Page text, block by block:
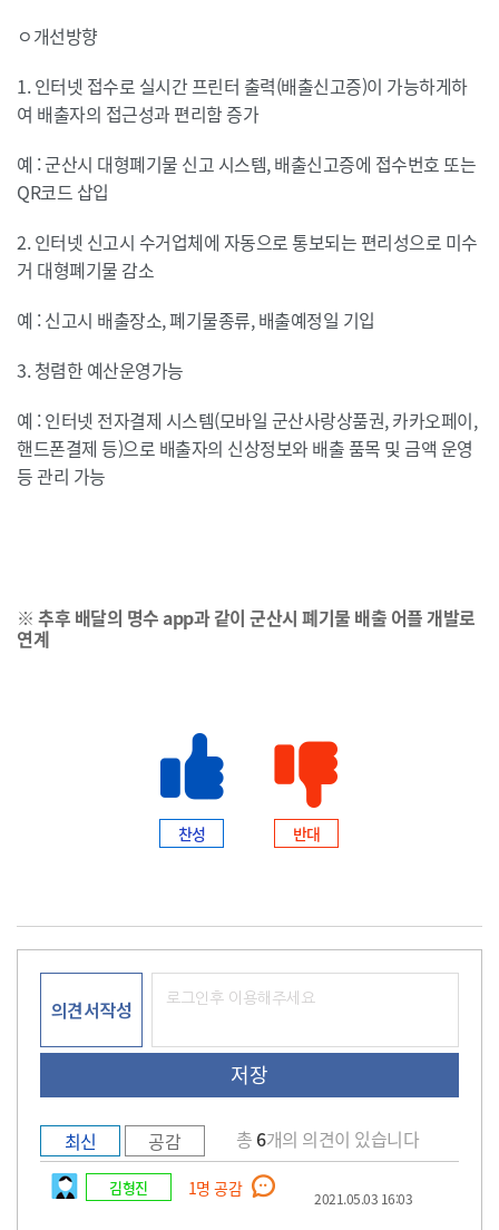
ㅇ개선방향
1. 인터넷 접수로 실시간 프린터 출력(배출신고증)이 가능하게하
여 배출자의 접근성과 편리함 증가
예 : 군산시 대형폐기물 신고 시스템, 배출신고증에 접수번호 또는
QR코드 삽입
2. 인터넷 신고시 수거업체에 자동으로 통보되는 편리성으로 미수
거 대형폐기물 감소
예 : 신고시 배출장소, 폐기물종류, 배출예정일 기입
3. 청렴한 예산운영가능
예 : 인터넷 전자결제 시스템(모바일 군산사랑상품권, 카카오페이,
핸드폰결제 등)으로 배출자의 신상정보와 배출 품목 및 금액 운영
등 관리 가능
※ 추후 배달의 명수 app과 같이 군산시 폐기물 배출 어플 개발로
연계
찬성 반대
의견서작성
최신 공감 총6개의 의견이 있습니다
김형진 1명 공감 2021.05.03 16:03